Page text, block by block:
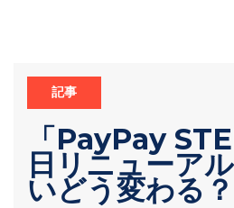
記事
「PayPay
日リニューア
いどう変わる？